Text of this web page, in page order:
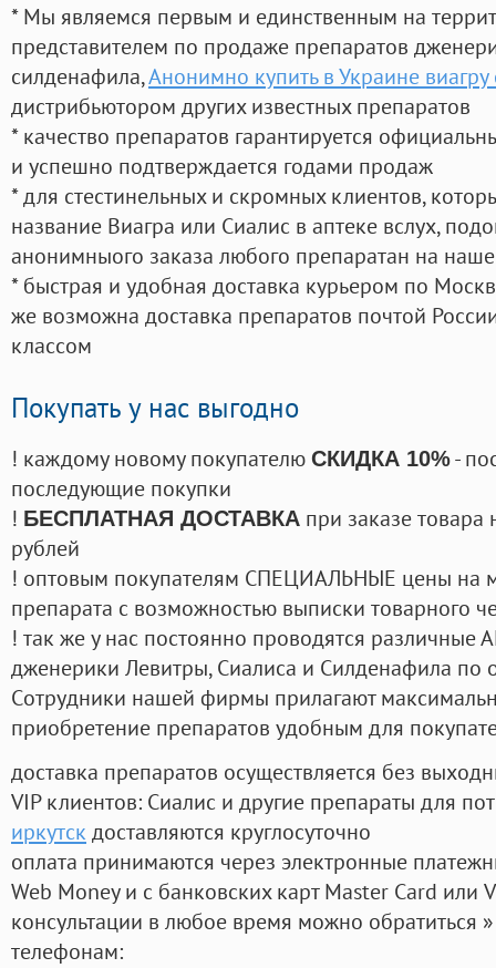
* Мы являемся первым и единственным на
представителем по продаже препаратов
силденафила,Анонимно купить в Украине виагру
дистрибьютором других известных препаратов
* качество препаратов гарантируется
и успешно подтверждается годами продаж
* для стестинельных и скромных клиентов,
название Виагра или Сиалис в аптеке вслух,
анонимныого заказа любого препаратан на
* быстрая и удобная доставка курьером по
же возможна доставка препаратов почтой
классом
Покупать у нас выгодно
! каждому новому покупателю СКИДКА 10%-
последующие покупки
! БЕСПЛАТНАЯ ДОСТАВКА при заказе
рублей
! оптовым покупателям СПЕЦИАЛЬНЫЕ цены на
препарата с возможностью выписки товарного
! так же у нас постоянно проводятся
дженерики Левитры, Сиалиса и Силденафила по
Cотрудники нашей фирмы прилагают
приобретение препаратов удобным для
доставка препаратов осуществляется без
VIP клиентов: Сиалис и другие препараты для
иркутск доставляются круглосуточно
оплата принимаются через электронные
Web Money и с банковских карт Master Card или
консультации в любое время можно обратиться
телефонам: